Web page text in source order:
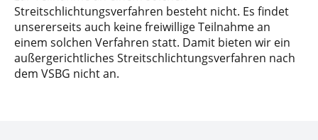
Streitschlichtungsverfahren besteht nicht. Es findet
unsererseits auch keine freiwillige Teilnahme an
einem solchen Verfahren statt. Damit bieten wir ein
außergerichtliches Streitschlichtungsverfahren nach
dem VSBG nicht an.